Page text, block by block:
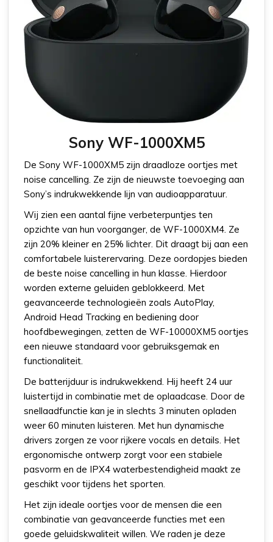
Sony WF-1000XM5
De Sony WF-1000XM5 zijn draadloze oortjes met
noise cancelling. Ze zijn de nieuwste toevoeging aan
Sony’s indrukwekkende lijn van audioapparatuur.
Wij zien een aantal fijne verbeterpuntjes ten
opzichte van hun voorganger, de WF-1000XM4. Ze
zijn 20% kleiner en 25% lichter. Dit draagt bij aan een
comfortabele luisterervaring. Deze oordopjes bieden
de beste noise cancelling in hun klasse. Hierdoor
worden externe geluiden geblokkeerd. Met
geavanceerde technologieën zoals AutoPlay,
Android Head Tracking en bediening door
hoofdbewegingen, zetten de WF-10000XM5 oortjes
een nieuwe standaard voor gebruiksgemak en
functionaliteit.
De batterijduur is indrukwekkend. Hij heeft 24 uur
luistertijd in combinatie met de oplaadcase. Door de
snellaadfunctie kan je in slechts 3 minuten opladen
weer 60 minuten luisteren. Met hun dynamische
drivers zorgen ze voor rijkere vocals en details. Het
ergonomische ontwerp zorgt voor een stabiele
pasvorm en de IPX4 waterbestendigheid maakt ze
geschikt voor tijdens het sporten.
Het zijn ideale oortjes voor de mensen die een
combinatie van geavanceerde functies met een
goede geluidskwaliteit willen. We raden je deze